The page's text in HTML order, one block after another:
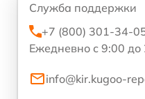
Служба поддержки
+7 (800) 301-34-
Ежедневно с 9:00 до
info@kir.kugoo-